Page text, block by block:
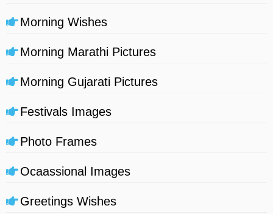
Morning Wishes
Morning Marathi Pictures
Morning Gujarati Pictures
Festivals Images
Photo Frames
Ocaassional Images
Greetings Wishes